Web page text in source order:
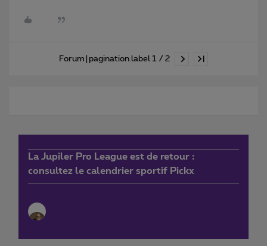
Forum|pagination.label 1 / 2
La Jupiler Pro League est de retour :
consultez le calendrier sportif Pickx